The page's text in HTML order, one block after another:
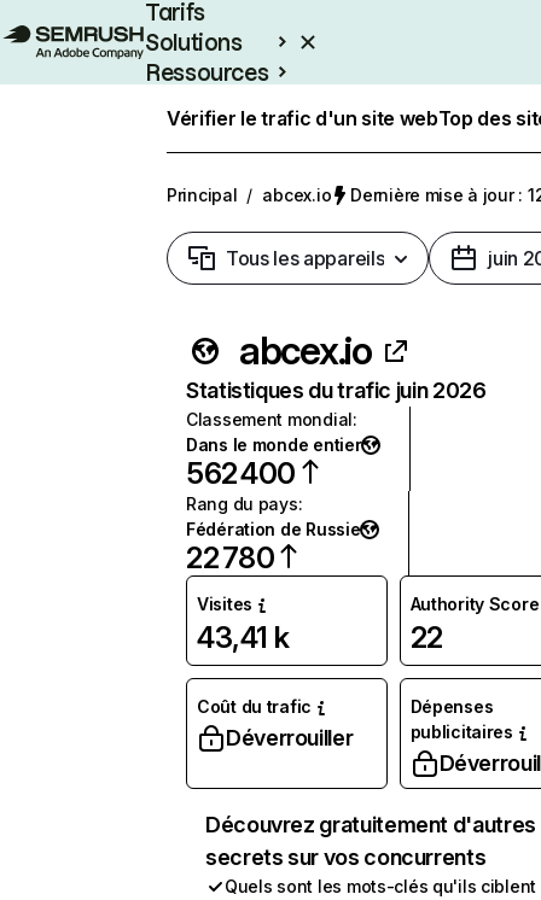
Tarifs
Solutions
Ressources
Vérifier le trafic d'un site webTop des
Principal / abcex.io Dernière mise à jour :
Tous les appareils juin
abcex.io
Statistiques du trafic juin 2026
Classement mondial:
Dans le monde entier
562 400
Rang du pays:
Fédération de Russie
22 780
Visites
43,41 k
Authority Score
22
Coût du trafic
Déverrouiller
Dépenses
publicitaires
Découvrez gratuitement d'autres
secrets sur vos concurrents
Quels sont les mots-clés qu'ils ciblent